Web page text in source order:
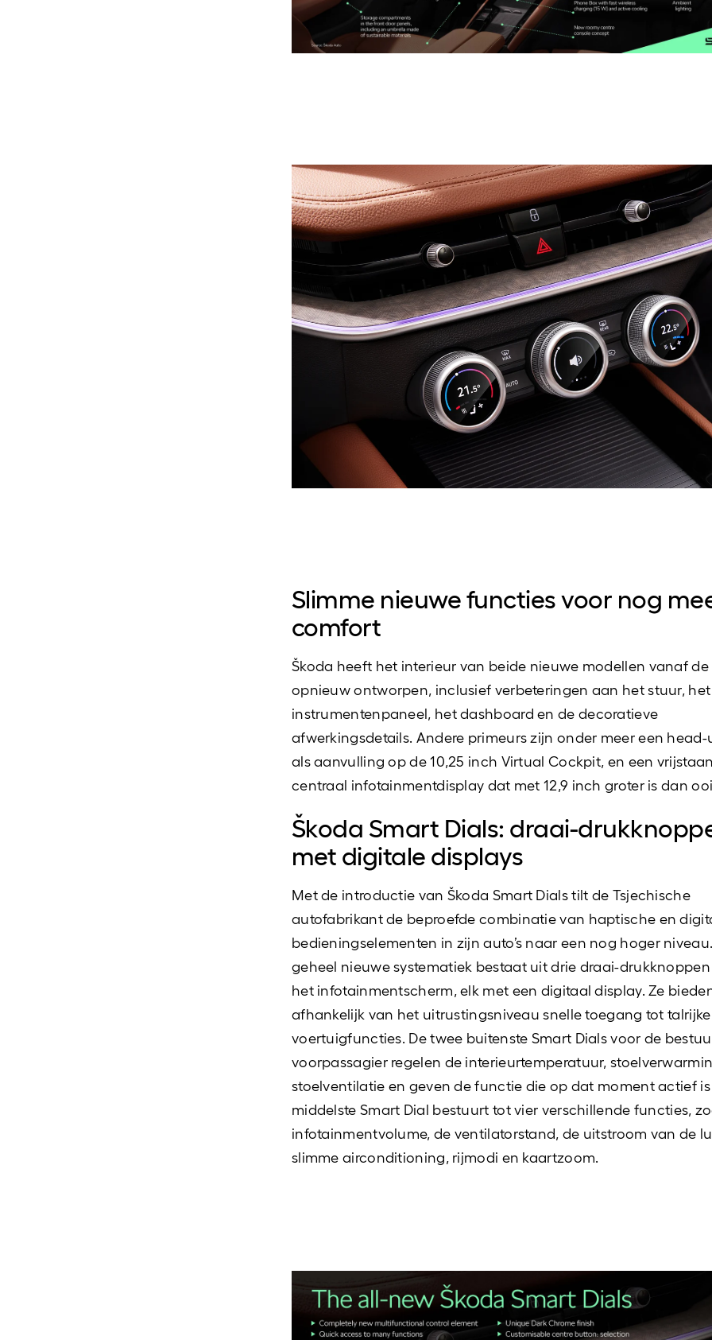
Slimme nieuwe functies voor nog
comfort
Škoda heeft het interieur van beide nieuwe modellen vanaf de
opnieuw ontworpen, inclusief verbeteringen aan het stuur, het
instrumentenpaneel, het dashboard en de decoratieve
afwerkingsdetails. Andere primeurs zijn onder meer een
als aanvulling op de 10,25 inch Virtual Cockpit, en een
centraal infotainmentdisplay dat met 12,9 inch groter is dan
Škoda Smart Dials: draai-
met digitale displays
Met de introductie van Škoda Smart Dials tilt de Tsjechische
autofabrikant de beproefde combinatie van haptische en
bedieningselementen in zijn auto’s naar een nog hoger
geheel nieuwe systematiek bestaat uit drie draai-
het infotainmentscherm, elk met een digitaal display. Ze
afhankelijk van het uitrustingsniveau snelle toegang tot talrijke
voertuigfuncties. De twee buitenste Smart Dials voor de
voorpassagier regelen de interieurtemperatuur,
stoelventilatie en geven de functie die op dat moment actief is
middelste Smart Dial bestuurt tot vier verschillende functies,
infotainmentvolume, de ventilatorstand, de uitstroom van de
slimme airconditioning, rijmodi en kaartzoom.